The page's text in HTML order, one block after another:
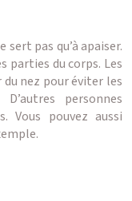
pas qu’à apaiser.
parties du corps. Les
nez pour éviter les
personnes
Vous pouvez aussi